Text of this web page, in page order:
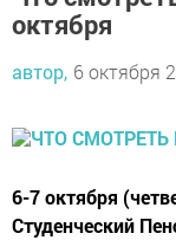
октября
автор, 6 октября
6-7 октября
Студенческий